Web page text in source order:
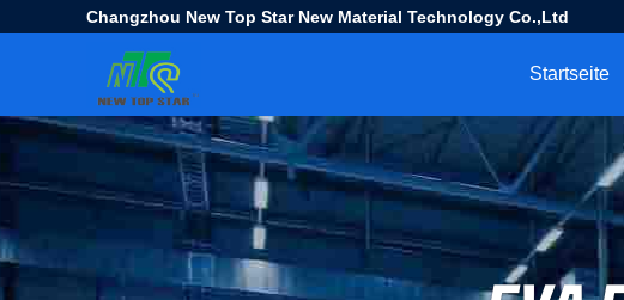
Changzhou New Top Star New Material Technology Co.,Ltd
Startseite